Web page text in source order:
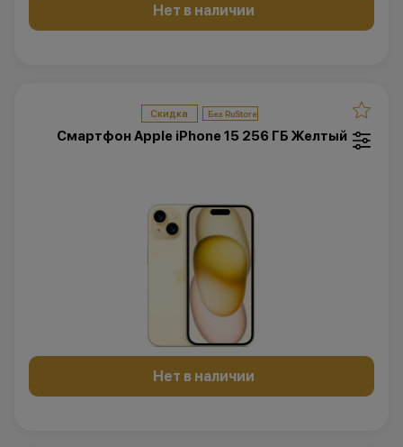
Нет в наличии
Скидка
Смартфон Apple iPhone 15 256 ГБ Желтый
Нет в наличии